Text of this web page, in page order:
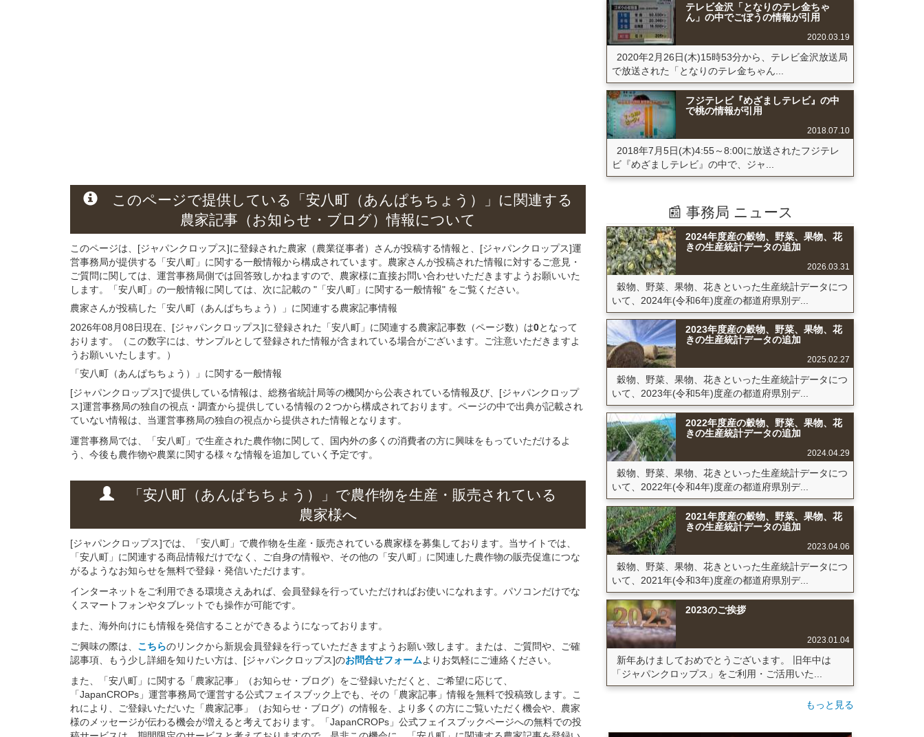
このページで提供している 「安八町（あんぱちちょう）」 に関連する
農家記事（お知らせ・ブログ）情報について
このページは、[ジャパンクロップス]に登録された農家（農業従事者）さんが投稿する情報と、[ジャパンクロップス]運
営事務局が提供する「安八町」に関する一般情報から構成されています。農家さんが投稿された情報に対するご意見・
ご質問に関しては、運営事務局側では回答致しかねますので、農家様に直接お問い合わせいただきますようお願いいた
します。「安八町」の一般情報に関しては、次に記載の "「安八町」に関する一般情報" をご覧ください。
農家さんが投稿した「安八町（あんぱちちょう）」 に関連する農家記事情報
2026年08月08日現在、[ジャパンクロップス]に登録された「安八町」に関連する農家記事数（ページ数）は0となって
おります。（この数字には、サンプルとして登録された情報が含まれている場合がございます。ご注意いただきますよ
うお願いいたします。）
「安八町（あんぱちちょう）」 に関する一般情報
[ジャパンクロップス]で提供している情報は、総務省統計局等の機関から公表されている情報及び、[ジャパンクロップ
ス]運営事務局の独自の視点・調査から提供している情報の２つから構成されております。ページの中で出典が記載され
ていない情報は、当運営事務局の独自の視点から提供された情報となります。
運営事務局では、「安八町」で生産された農作物に関して、国内外の多くの消費者の方に興味をもっていただけるよ
う、今後も農作物や農業に関する様々な情報を追加していく予定です。
「安八町（あんぱちちょう）」 で農作物を生産・販売されている
農家様へ
[ジャパンクロップス]では、「安八町」で農作物を生産・販売されている農家様を募集しております。当サイトでは、
「安八町」に関連する商品情報だけでなく、ご自身の情報や、その他の「安八町」に関連した農作物の販売促進につな
がるようなお知らせを無料で登録・発信いただけます。
インターネットをご利用できる環境さえあれば、会員登録を行っていただければお使いになれます。パソコンだけでな
くスマートフォンやタブレットでも操作が可能です。
また、海外向けにも情報を発信することができるようになっております。
ご興味の際は、 こちらのリンクから新規会員登録を行っていただきますようお願い致します。または、ご質問や、ご確
認事項、もう少し詳細を知りたい方は、[ジャパンクロップス]のお問合せフォームよりお気軽にご連絡ください。
また、「安八町」に関する「農家記事」（お知らせ・ブログ）をご登録いただくと、ご希望に応じて、
「JapanCROPs」運営事務局で運営する公式フェイスブック上でも、その「農家記事」情報を無料で投稿致します。こ
れにより、ご登録いただいた「農家記事」（お知らせ・ブログ）の情報を、より多くの方にご覧いただく機会や、農家
様のメッセージが伝わる機会が増えると考えております。「JapanCROPs」公式フェイスブックページへの無料での投
テレビ金沢「となりのテレ金ちゃ
ん」の中でごぼうの情報が引用
2020.03.19
2020年2月26日(木)15時53分から、テレビ金沢放送局
で放送された「となりのテレ金ちゃん...
フジテレビ『めざましテレビ』の中
で桃の情報が引用
2018.07.10
2018年7月5日(木)4:55～8:00に放送されたフジテレ
ビ『めざましテレビ』の中で、ジャ...
📰 事務局 ニュース
2024年度産の穀物、野菜、果物、花
きの生産統計データの追加
2026.03.31
穀物、野菜、果物、花きといった生産統計データにつ
いて、2024年(令和6年)度産の都道府県別デ...
2023年度産の穀物、野菜、果物、花
きの生産統計データの追加
2025.02.27
穀物、野菜、果物、花きといった生産統計データにつ
いて、2023年(令和5年)度産の都道府県別デ...
2022年度産の穀物、野菜、果物、花
きの生産統計データの追加
2024.04.29
穀物、野菜、果物、花きといった生産統計データにつ
いて、2022年(令和4年)度産の都道府県別デ...
2021年度産の穀物、野菜、果物、花
きの生産統計データの追加
2023.04.06
穀物、野菜、果物、花きといった生産統計データにつ
いて、2021年(令和3年)度産の都道府県別デ...
2023のご挨拶
2023.01.04
新年あけましておめでとうございます。 旧年中は
「ジャパンクロップス」をご利用・ご活用いた...
もっと見る